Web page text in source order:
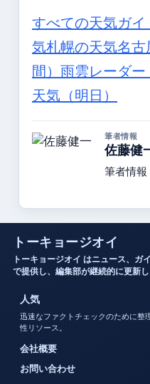
すべての天気ガイ
気札幌の天気名古
間） 雨雲レーダー
天気（明日）
筆者情報
佐藤健
筆者情報
トーキョージオイ
トーキョージオイ はニュース、ガ
で提供し、編集部が継続的に更新し
人気
迅速なファクトチェックのために整
性リソース。
会社概要
お問い合わせ